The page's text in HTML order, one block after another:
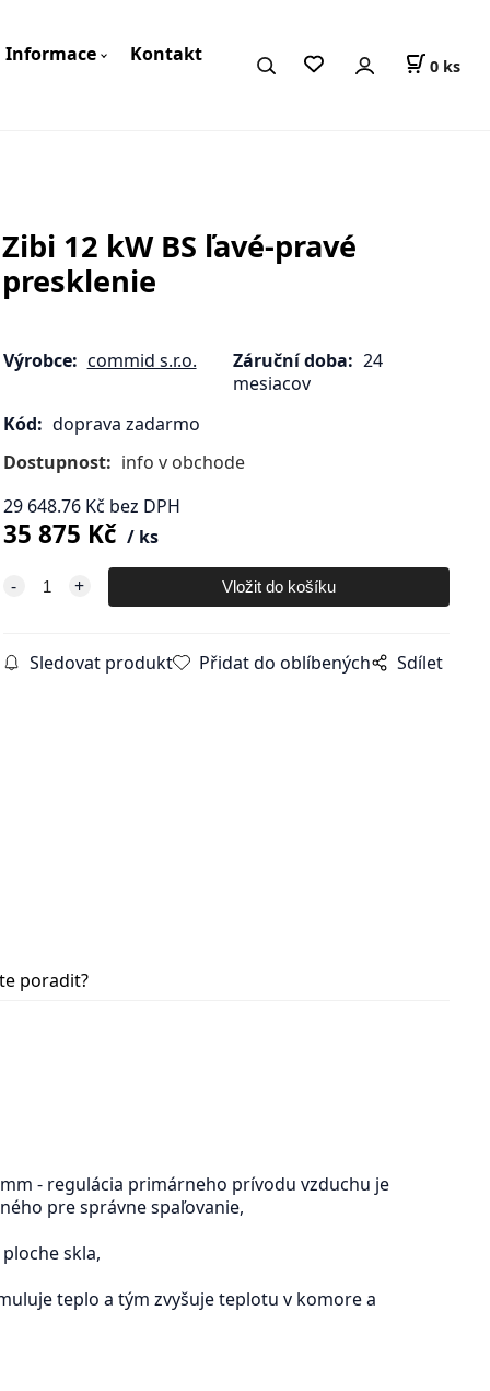
Informace Kontakt 0 ks
Zibi 12 kW BS ľavé-pravé
presklenie
Výrobce: commid s.r.o. Záruční doba: 24
mesiacov
Kód: doprava zadarmo
Dostupnost: info v obchode
29 648.76Kč bez DPH
35 875 Kč ks
Sledovat produkt Přidat do oblíbených Sdílet
poradit?
- regulácia primárneho prívodu vzduchu je
pre správne spaľovanie,
skla,
teplo a tým zvyšuje teplotu v komore a